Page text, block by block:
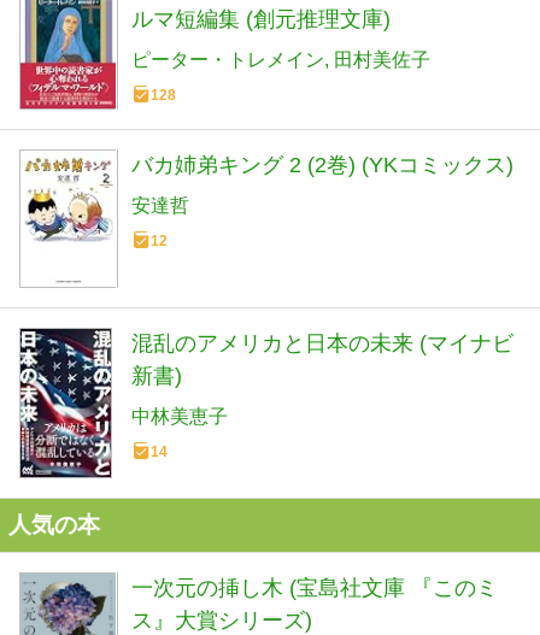
ルマ短編集 (創元推理文庫)
ピーター・トレメイン 田村美佐子
128
バカ姉弟キング 2 (2巻) (YKコミックス)
安達哲
12
混乱のアメリカと日本の未来 (マイナビ
新書)
中林美恵子
14
人気の本
一次元の挿し木 (宝島社文庫 『このミ
ス』大賞シリーズ)